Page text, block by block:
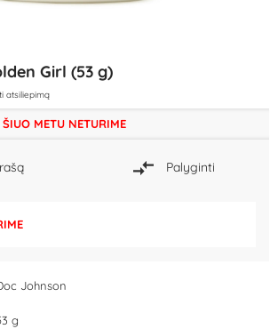
Girl (53 g)
atsiliepimą
Johnson
g
ŠIUO METU NETURIME
Palyginti